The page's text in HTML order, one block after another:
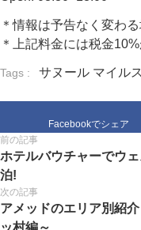
＊情報は予告なく変わ
＊上記料金には税金
Tags : サヌール マイル
Facebookでシェア
前の記事
ホテルバウチャーでウ
泊!
次の記事
アメッドのエリア別紹
ッ村編～